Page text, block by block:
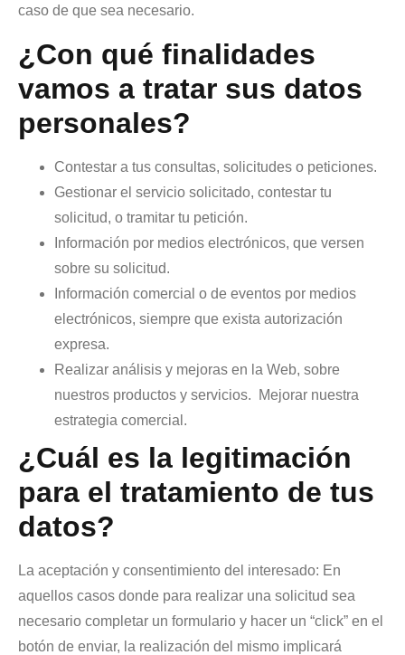
caso de que sea necesario.
¿Con qué finalidades
vamos a tratar sus datos
personales?
Contestar a tus consultas, solicitudes o peticiones.
Gestionar el servicio solicitado, contestar tu
solicitud, o tramitar tu petición.
Información por medios electrónicos, que versen
sobre su solicitud.
Información comercial o de eventos por medios
electrónicos, siempre que exista autorización
expresa.
Realizar análisis y mejoras en la Web, sobre
nuestros productos y servicios.
Mejorar nuestra
estrategia comercial.
¿Cuál es la legitimación
para el tratamiento de tus
datos?
La aceptación y consentimiento del interesado: En
aquellos casos donde para realizar una solicitud sea
necesario completar un formulario y hacer un “click” en el
botón de enviar, la realización del mismo implicará